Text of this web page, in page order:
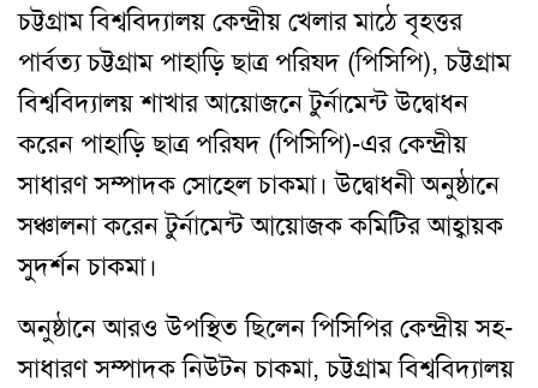
চট্টগ্রাম বিশ্ববিদ্যালয় কেন্দ্রীয় খেলার মাঠে বৃহত্তর
পার্বত্য চট্টগ্রাম পাহাড়ি ছাত্র পরিষদ (পিসিপি), চট্টগ্রাম
বিশ্ববিদ্যালয় শাখার আয়োজনে টুর্নামেন্ট উদ্বোধন
করেন পাহাড়ি ছাত্র পরিষদ (পিসিপি)-এর কেন্দ্রীয়
সাধারণ সম্পাদক সোহেল চাকমা। উদ্বোধনী অনুষ্ঠানে
সঞ্চালনা করেন টুর্নামেন্ট আয়োজক কমিটির আহ্বায়ক
সুদর্শন চাকমা।
অনুষ্ঠানে আরও উপস্থিত ছিলেন পিসিপির কেন্দ্রীয় সহ-
সাধারণ সম্পাদক নিউটন চাকমা, চট্টগ্রাম বিশ্ববিদ্যালয়